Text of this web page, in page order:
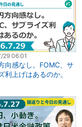
29 06:01
向感なし。FOMC、サ
利上げはあるのか。